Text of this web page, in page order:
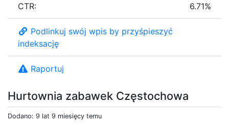
Hurtownia zabawek Częstochowa
Dodano: 9 lat 9 miesięcy temu
CTR: 6.71%
Podlinkuj swój wpis by przyśpieszyć
indeksację
Raportuj